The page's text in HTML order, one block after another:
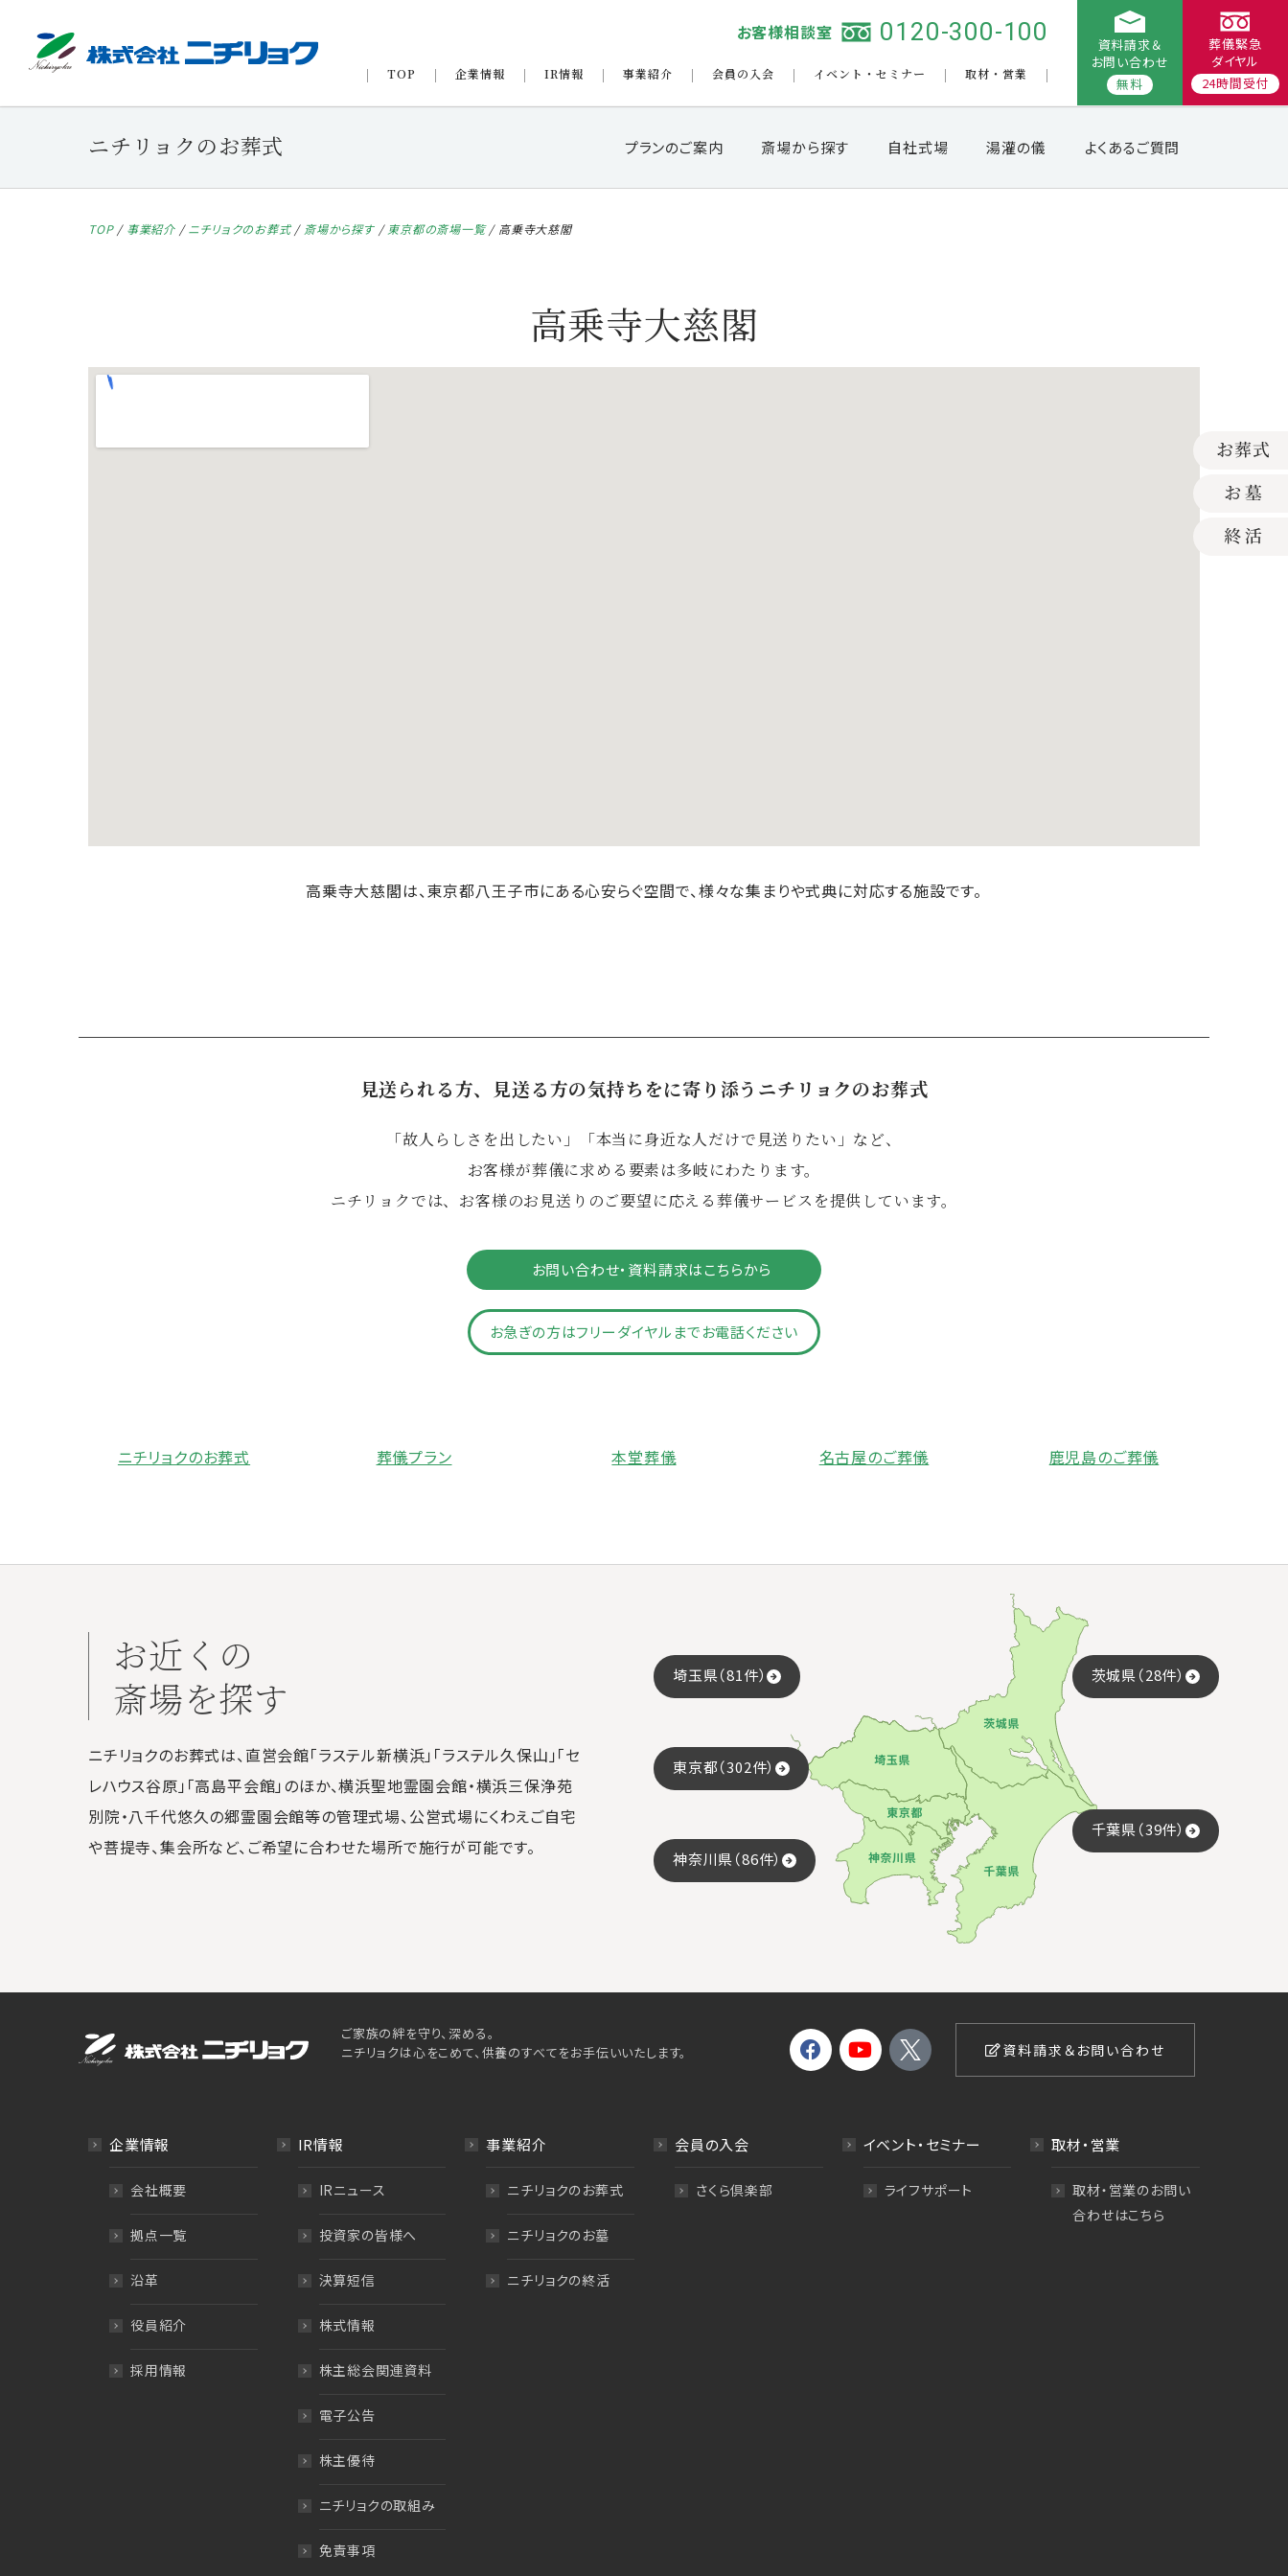
お客様相談室 0120-300-100
TOP 企業情報 IR情報 事業紹介 会員の入会 イベント・セミナー 取材・営業
資料請求＆
お問い合わせ
無料
葬儀緊急
ダイヤル
24時間受付
ニチリョクのお葬式 プランのご案内 斎場から探す 自社式場 湯灌の儀 よくあるご質問
TOP/ 事業紹介 /ニチリョクのお葬式/ 斎場から探す/ 東京都の斎場一覧/ 高乗寺大慈閣
高乗寺大慈閣
高乗寺大慈閣は、東京都八王子市にある心安らぐ空間で、様々な集まりや式典に対応する施設です。
見送られる方、見送る方の気持ちをに寄り添うニチリョクのお葬式
「故人らしさを出したい」「本当に身近な人だけで見送りたい」など、
お客様が葬儀に求める要素は多岐にわたります。
ニチリョクでは、お客様のお見送りのご要望に応える葬儀サービスを提供しています。
お問い合わせ・資料請求はこちらから
お急ぎの方はフリーダイヤルまでお電話ください
ニチリョクのお葬式 葬儀プラン 本堂葬儀 名古屋のご葬儀 鹿児島のご葬儀
お近くの
斎場を探す
ニチリョクのお葬式は、直営会館「ラステル新横浜」「ラステル久保山」「セ
レハウス谷原」「高島平会館」のほか、横浜聖地霊園会館・横浜三保浄苑
別院・八千代悠久の郷霊園会館等の管理式場、公営式場にくわえご自宅
や菩提寺、集会所など、ご希望に合わせた場所で施行が可能です。
埼玉県（81件） 茨城県（28件）
東京都（302件）
千葉県（39件）
神奈川県（86件）
ご家族の絆を守り、深める。
ニチリョクは心をこめて、供養のすべてをお手伝いいたします。
資料請求＆お問い合わせ
企業情報
会社概要
拠点一覧
沿革
役員紹介
採用情報
IR情報
IRニュース
投資家の皆様へ
決算短信
株式情報
株主総会関連資料
電子公告
株主優待
ニチリョクの取組み
免責事項
事業紹介
ニチリョクのお葬式
ニチリョクのお墓
ニチリョクの終活
会員の入会
さくら倶楽部
イベント・セミナー
ライフサポート
取材・営業
取材・営業のお問い
合わせはこちら